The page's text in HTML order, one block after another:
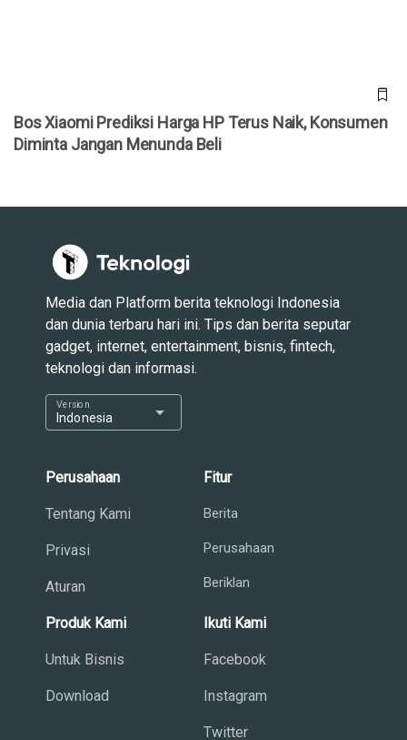
Bos Xiaomi Prediksi Harga HP Terus Naik, Konsumen
Diminta Jangan Menunda Beli
Media dan Platform berita teknologi Indonesia
dan dunia terbaru hari ini. Tips dan berita seputar
gadget, internet, entertainment, bisnis, fintech,
teknologi dan informasi.
Indonesia
Version arrow_drop_down
Perusahaan
Tentang Kami
Privasi
Aturan
Fitur
Berita
Perusahaan
Beriklan
Produk Kami
Untuk Bisnis
Download
Ikuti Kami
Facebook
Instagram
Twitter